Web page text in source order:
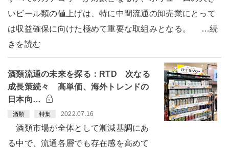
いビール類の値上げは、特に中間流通の卸売業にとって
は収益確保に向けた極めて重要な取組みとなる。 …続
きを読む
酒類流通の未来を探る：RTD 次なる
成長策続々 高単価、海外トレンドの
日本向…
酒類 特集 2022.07.16
酒類市場が全体として漸減基調にあ
る中で、流通各層でも存在感を高めて